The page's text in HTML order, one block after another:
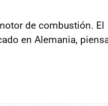
de combustión.
en Alemania,